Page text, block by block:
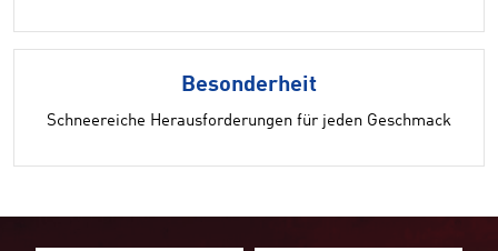
Besonderheit
Schneereiche Herausforderungen für jeden Geschmack